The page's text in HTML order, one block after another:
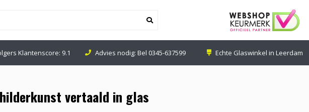
Klantenscore: 9.1 Advies nodig: Bel 0345-637599 Echte Glaswinkel in Leerdam
vertaald in glas